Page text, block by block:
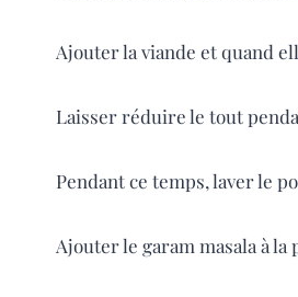
Ajouter la viande et quand
Laisser réduire le tout
Pendant ce temps, laver le
Ajouter le garam masala à